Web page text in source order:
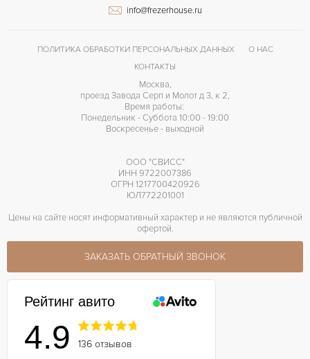
info@frezerhouse.ru
ПОЛИТИКА ОБРАБОТКИ ПЕРСОНАЛЬНЫХ ДАННЫХ
О НАС
КОНТАКТЫ
Москва,
проезд Завода Серп и Молот д 3, к 2,
Время работы:
Понедельник - Суббота 10:00 - 19:00
Воскресенье - выходной
ООО "СВИСС"
ИНН 9722007386
ОГРН 1217700420926
ЮЛ772201001
Цены на сайте носят информативный характер и не являются публичной
офертой.
ЗАКАЗАТЬ ОБРАТНЫЙ ЗВОНОК
Рейтинг авито
4.9 136 отзывов